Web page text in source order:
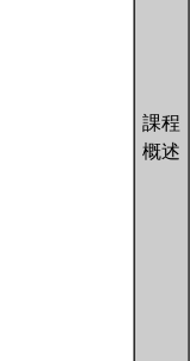
課程
概述